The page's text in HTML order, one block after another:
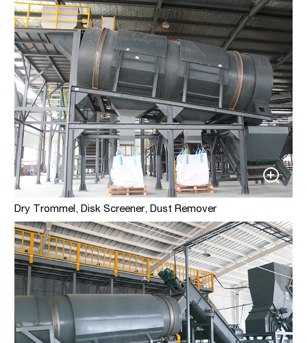
Dry Trommel, Disk Screener, Dust Remover